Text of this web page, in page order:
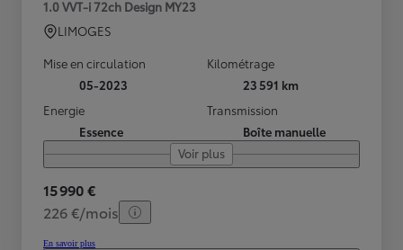
1.0 VVT-i 72ch Design MY23
LIMOGES
Mise en circulation
05-2023
Kilométrage
23 591 km
Energie
Essence
Transmission
Boîte manuelle
Voir plus
15 990 €
226 €/mois
En savoir plus